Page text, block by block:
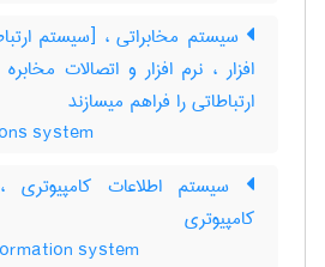
سیستم مخابراتی ، [سیستم
افزار ، نرم افزار و اتصالات
ارتباطاتی را فراهم میسازند
system
سیستم اطلاعات کامپیوتری
کامپیوتری
system